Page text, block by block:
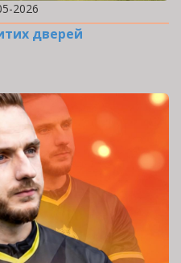
2026
дверей